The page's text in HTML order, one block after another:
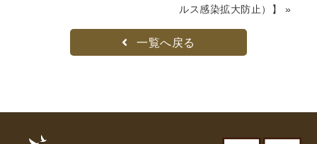
歯学書・歯科衛生士 看護学書
伝統医学・東洋医学
基礎医学
小児科学
整形外科学
ルス感染拡大防止）】 »
一覧へ戻る